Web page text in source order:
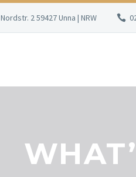
Nordstr. 2 59427 Unna | NRW